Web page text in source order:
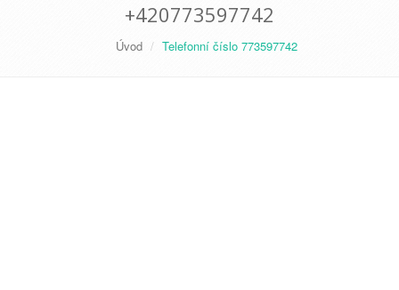
+420773597742
Úvod Telefonní číslo 773597742